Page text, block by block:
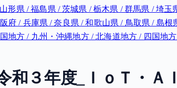
形県 / 福島県 / 茨城県 / 栃木県 / 群馬県 / 埼
府 / 兵庫県 / 奈良県 / 和歌山県 / 鳥取県 / 島
地方 / 九州・沖縄地方 / 北海道地方 / 四国地
和３年度_ＩｏＴ・